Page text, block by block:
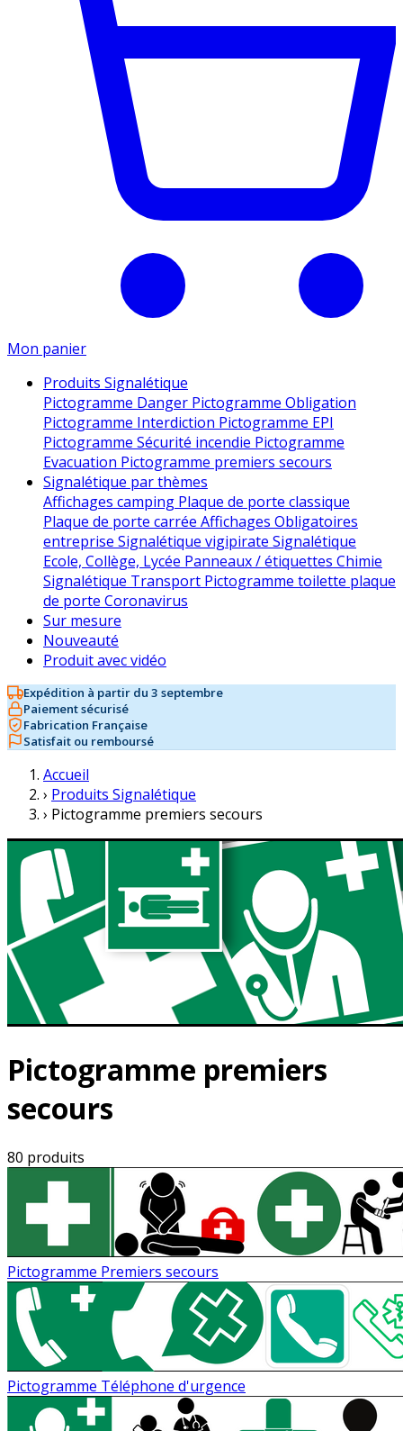
Mon panier
Produits Signalétique
Pictogramme Danger Pictogramme Obligation
Pictogramme Interdiction Pictogramme EPI
Pictogramme Sécurité incendie Pictogramme
Evacuation Pictogramme premiers secours
Signalétique par thèmes
Affichages camping Plaque de porte classique
Plaque de porte carrée Affichages Obligatoires
entreprise Signalétique vigipirate Signalétique
Ecole, Collège, Lycée Panneaux / étiquettes Chimie
Signalétique Transport Pictogramme toilette plaque
de porte Coronavirus
Sur mesure
Nouveauté
Produit avec vidéo
Expédition à partir du 3 septembre
Paiement sécurisé
Fabrication Française
Satisfait ou remboursé
Accueil
› Produits Signalétique
› Pictogramme premiers secours
Pictogramme premiers
secours
80 produits
Pictogramme Premiers secours
Pictogramme Téléphone d'urgence